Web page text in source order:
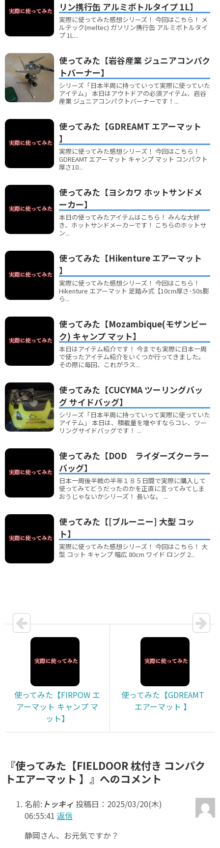
リン携行缶 アルミボトルタイプ 1L】
実際に使ってみた感想シリーズ！ 今回はこちら！ メ
ルテック(meltec) ガソリン携行缶 アルミボトルタイ
プ 1L...
使ってみた【岩谷産業 ジュニアコンパク
トバーナー】
シリーズ「日本半周に持っていって実際に使っていた
アイテム」 本日はアウトドアの必須アイテム、岩谷
産業 ジュニアコンパクトバーナーです！...
使ってみた【GDREAMT エアーマット
】
実際に使ってみた感想シリーズ！ 今回はこちら！
GDREAMT エアーマット キャンプ マット コンパクト
厚さ10...
使ってみた【ヨシカワ ホットサンドメ
ーカー】
本日の使ってみたアイテムはこちら！ みんな大好
き、ホットサンドメーカーです！ こちらのホットサ
ン...
使ってみた【Hikenture エアーマット
】
実際に使ってみた感想シリーズ！ 今回はこちら！
Hikenture エアーマット 足踏み式【10cm厚さ･50s膨
ら...
使ってみた【Mozambique(モザンビー
ク) キャンプ マット】
本日はアイテム紹介です！ 今までも実際に日本一周
で使ったアイテム紹介をいくつか行ってきました。
その際に毎回、これがラス...
使ってみた【CUCYMA ツーリングバッ
グ サイドバッグ】
シリーズ「日本半周に持っていって実際に使っていた
アイテム」 本日は、積載量を増やすならコレ、ツー
リングサイドバッグです！ ...
使ってみた【DOD ライダーズクーラー
バッグ】
日本一周後半戦の半年１８５日間で実際に購入して
使ってみてどうだったのかを正直に言ってみてしま
おうじゃないかシリーズ！ 長いな。 ...
使ってみた【[ブルーニー] 大型 コッ
ト】
実際に使ってみた感想シリーズ！ 今回はこちら！ 大
型 コット キャンプ 幅広 80cm ワイド ロング 2...
使ってみた【FIRPOW エ
アーマット キャンプ マ
ット】
使ってみた【GDREAMT
エアーマット 】
『使ってみた【FIELDOOR 枕付き コンパク
トエアーマット 】』へのコメント
名前: トッキィ 投稿日：2025/03/20(木)
06:55:41 返信
静岡さん、お元気ですか？